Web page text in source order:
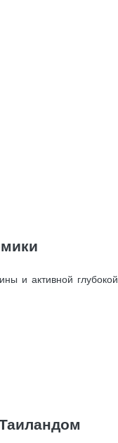
и активной глубокой